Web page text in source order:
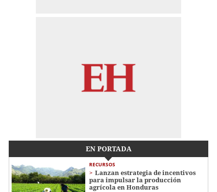
EN PORTADA
RECURSOS
Lanzan estrategia de incentivos
para impulsar la producción
agrícola en Honduras